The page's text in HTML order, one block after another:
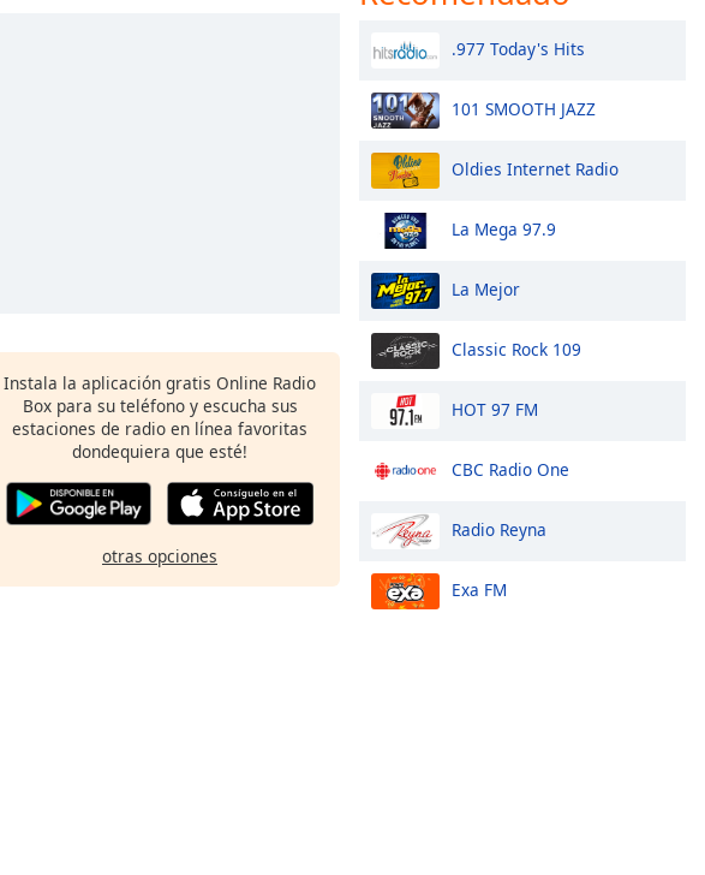
Instala la aplicación gratis Online Radio
Box para su teléfono y escucha sus
estaciones de radio en línea favoritas
dondequiera que esté!
otras opciones
.977 Today's Hits
101 SMOOTH JAZZ
Oldies Internet Radio
La Mega 97.9
La Mejor
Classic Rock 109
HOT 97 FM
CBC Radio One
Radio Reyna
Exa FM